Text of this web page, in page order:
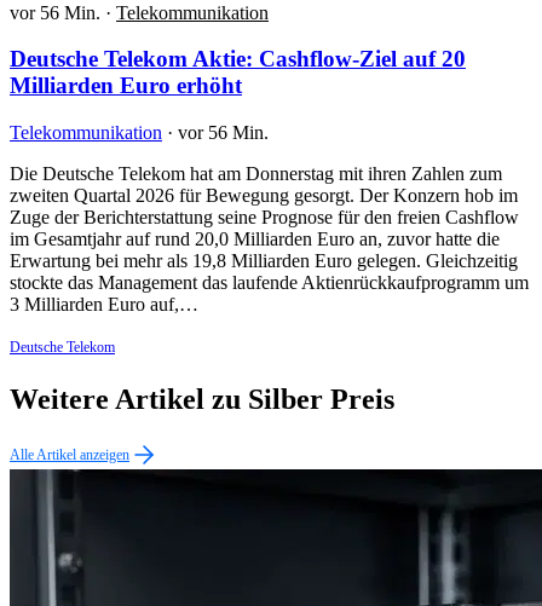
vor 56 Min. · Telekommunikation
Deutsche Telekom Aktie: Cashflow-Ziel auf 20
Milliarden Euro erhöht
Telekommunikation · vor 56 Min.
Die Deutsche Telekom hat am Donnerstag mit ihren Zahlen zum
zweiten Quartal 2026 für Bewegung gesorgt. Der Konzern hob im
Zuge der Berichterstattung seine Prognose für den freien Cashflow
im Gesamtjahr auf rund 20,0 Milliarden Euro an, zuvor hatte die
Erwartung bei mehr als 19,8 Milliarden Euro gelegen. Gleichzeitig
stockte das Management das laufende Aktienrückkaufprogramm um
3 Milliarden Euro auf,…
Deutsche Telekom
Weitere Artikel zu Silber Preis
Alle Artikel anzeigen